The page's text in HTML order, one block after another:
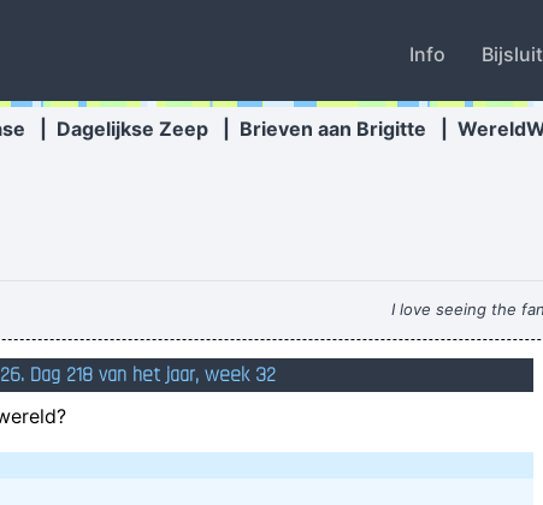
Info
Dagelijkse Zeep Brieven aan Brigitte
I love seeing the
Zooofff, what the hell was that, oops, seems
Dag 218 van het jaar, week 32